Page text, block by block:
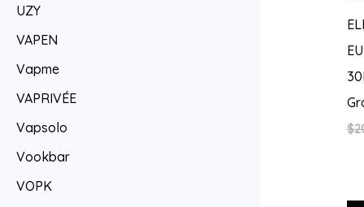
UZY
VAPEN
Vapme
VAPRIVÉE
Vapsolo
Vookbar
VOPK
$